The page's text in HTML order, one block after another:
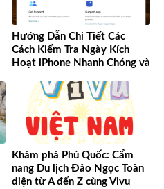
Hướng Dẫn Chi Tiết Các
Cách Kiểm Tra Ngày Kích
Hoạt iPhone Nhanh Chóng và
Khám phá Phú Quốc: Cẩm
nang Du lịch Đảo Ngọc Toàn
diện từ A đến Z cùng Vivu